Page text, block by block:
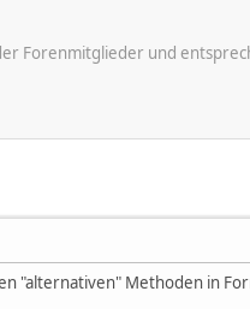
Forenmitglieder und
"alternativen" Methoden in